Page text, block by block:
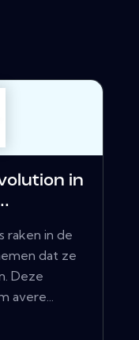
in
raken in de
dat ze
Deze
avere...